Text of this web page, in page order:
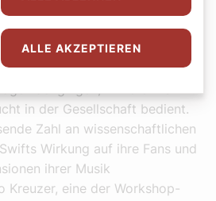
Auseinandersetzung mit
Wien wurde im Jänner
"Take us to Church, Taylor!"
und
nachgingen, inwiefern Swift
in der Gesellschaft bedient.
Zahl an wissenschaftlichen
Wirkung auf ihre Fans und
ihrer Musik
Kreuzer, eine der Workshop-
ALLE AKZEPTIEREN